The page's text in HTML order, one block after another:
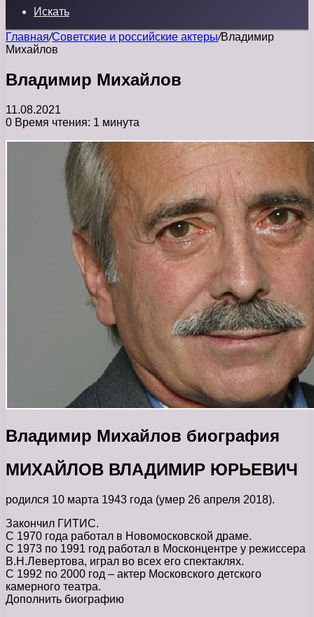
Искать
Главная/Советские и российские актеры/Владимир
Михайлов
Владимир Михайлов
11.08.2021
0 Время чтения: 1 минута
Владимир Михайлов биография
МИХАЙЛОВ ВЛАДИМИР ЮРЬЕВИЧ
родился 10 марта 1943 года (умер 26 апреля 2018).
Закончил ГИТИС.
С 1970 года работал в Новомосковской драме.
С 1973 по 1991 год работал в Москонцентре у режиссера
В.Н.Левертова, играл во всех его спектаклях.
С 1992 по 2000 год – актер Московского детского
камерного театра.
Дополнить биографию